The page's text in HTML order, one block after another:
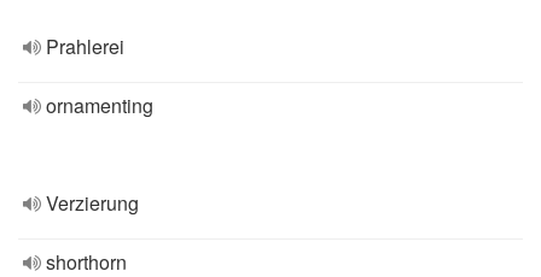
Prahlerei
ornamenting
Verzierung
shorthorn